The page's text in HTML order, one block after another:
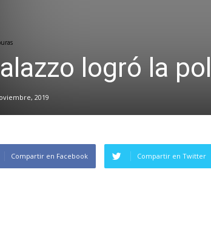
logró la
2019
Compartir en Facebook Compartir en Twitter